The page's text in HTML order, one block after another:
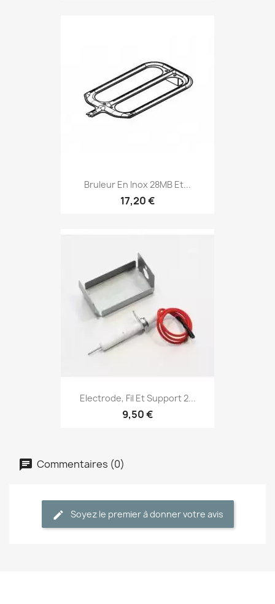
Bruleur En Inox 28MB Et...
17,20 €
Electrode, Fil Et Support 2...
9,50 €
Commentaires (0)
Soyez le premier à donner votre avis